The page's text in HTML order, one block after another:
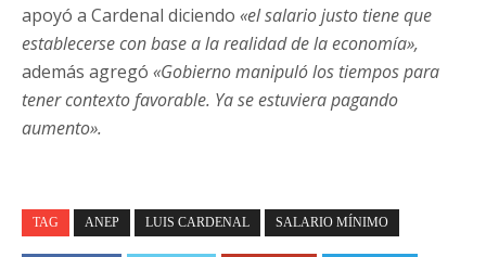
apoyó a Cardenal diciendo «el salario justo tiene que
establecerse con base a la realidad de la economía»,
además agregó «Gobierno manipuló los tiempos para
tener contexto favorable. Ya se estuviera pagando
aumento».
TAG ANEP LUIS CARDENAL SALARIO MÍNIMO